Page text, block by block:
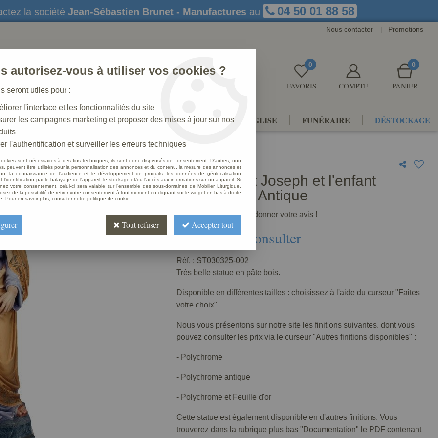
la société Jean-Sébastien Brunet - Manufactures au 04 50 01 88 58
Nous contacter | Promotions
0
FAVORIS COMPTE
0
PANIER
STATUES CRÈCHES DE NOËL AMÉNAGEMENTS D'ÉGLISE FUNÉRAIRE DÉSTOCKAGE
>Statue Saint Joseph et l'enfant Polychrome Antique
Statue Saint Joseph et l'enfant
Polychrome Antique
Soyez le premier à donner votre avis !
Prix : Nous consulter
Réf. : ST030325-002
Très belle statue en pâte bois.
Disponible en différentes tailles : choisissez à l'aide du curseur "Faites
votre choix".
Nous vous présentons sur notre site les finitions suivantes, dont vous
pouvez consulter les prix via le curseur "Autres finitions disponibles" :
- Polychrome
- Polychrome antique
- Polychrome et Feuille d'or
Cette statue est également disponible en d'autres finitions. Vous
trouverez dans la rubrique plus bas "Documentation" le PDF contenant
autorisez-vous à utiliser vos cookies ?
seront utiles pour :
l'interface et les fonctionnalités du site
les campagnes marketing et proposer des mises à jour sur nos
l'authentification et surveiller les erreurs techniques
sont nécessaires à des fins techniques, ils sont donc dispensés de consentement. D'autres, non
peuvent être utilisés pour la personnalisation des annonces et du contenu, la mesure des annonces et
la connaissance de l'audience et le développement de produits, les données de géolocalisation
l'identification par le balayage de l'appareil, le stockage et/ou l'accès aux informations sur un appareil. Si
votre consentement, celui-ci sera valable sur l’ensemble des sous-domaines de Mobilier Liturgique.
de la possibilité de retirer votre consentement à tout moment en cliquant sur le widget en bas à droite
Pour en savoir plus, consulter notre politique de cookie.
Tout refuser Accepter tout